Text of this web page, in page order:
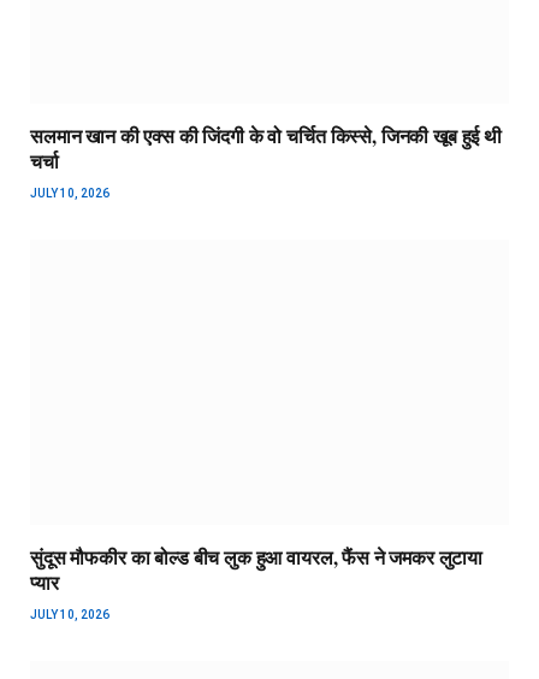
सलमान खान की एक्स की जिंदगी के वो चर्चित किस्से, जिनकी खूब हुई थी
चर्चा
JULY 10, 2026
सुंदूस मौफकीर का बोल्ड बीच लुक हुआ वायरल, फैंस ने जमकर लुटाया
प्यार
JULY 10, 2026